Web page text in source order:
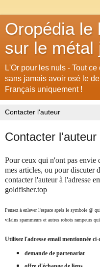
Oropédia le
sur le métal
L'Or pour les nuls - Tout
sans jamais avoir osé le
Français uniquement !
Contacter l'auteur
Pour ceux qui n'ont pas envie
mes articles, ou pour discuter
contacter l'auteur à l'adresse
goldfisher.top
Pensez à enlever l'espace après le symbole @
vilains spammeurs et autres robots rampeurs
Utilisez l'adresse email mentionnée
demande de partenariat